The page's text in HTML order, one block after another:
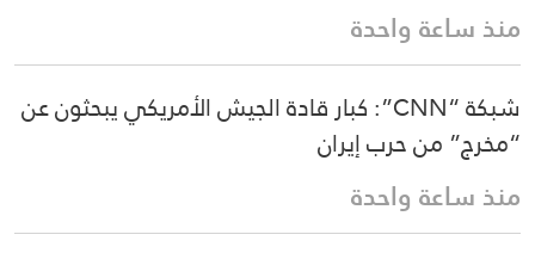
منذ ساعة واحدة
شبكة “CNN”: كبار قادة الجيش الأمريكي يبحثون عن
“مخرج” من حرب إيران
منذ ساعة واحدة